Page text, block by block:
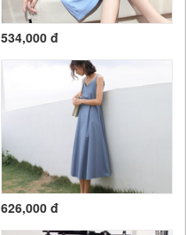
534,000 đ
626,000 đ